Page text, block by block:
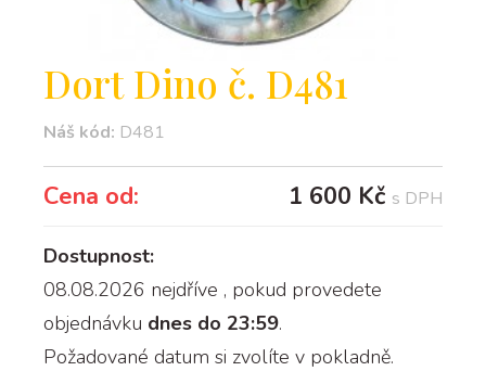
Dort Dino č. D481
Náš kód: D481
Cena od: 1 600 Kč s DPH
Dostupnost:
08.08.2026 nejdříve , pokud provedete
objednávku dnes do 23:59.
Požadované datum si zvolíte v pokladně.